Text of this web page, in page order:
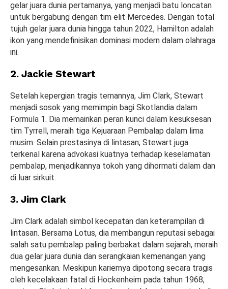
gelar juara dunia pertamanya, yang menjadi batu loncatan
untuk bergabung dengan tim elit Mercedes. Dengan total
tujuh gelar juara dunia hingga tahun 2022, Hamilton adalah
ikon yang mendefinisikan dominasi modern dalam olahraga
ini.
2. Jackie Stewart
Setelah kepergian tragis temannya, Jim Clark, Stewart
menjadi sosok yang memimpin bagi Skotlandia dalam
Formula 1. Dia memainkan peran kunci dalam kesuksesan
tim Tyrrell, meraih tiga Kejuaraan Pembalap dalam lima
musim. Selain prestasinya di lintasan, Stewart juga
terkenal karena advokasi kuatnya terhadap keselamatan
pembalap, menjadikannya tokoh yang dihormati dalam dan
di luar sirkuit.
3. Jim Clark
Jim Clark adalah simbol kecepatan dan keterampilan di
lintasan. Bersama Lotus, dia membangun reputasi sebagai
salah satu pembalap paling berbakat dalam sejarah, meraih
dua gelar juara dunia dan serangkaian kemenangan yang
mengesankan. Meskipun kariernya dipotong secara tragis
oleh kecelakaan fatal di Hockenheim pada tahun 1968,